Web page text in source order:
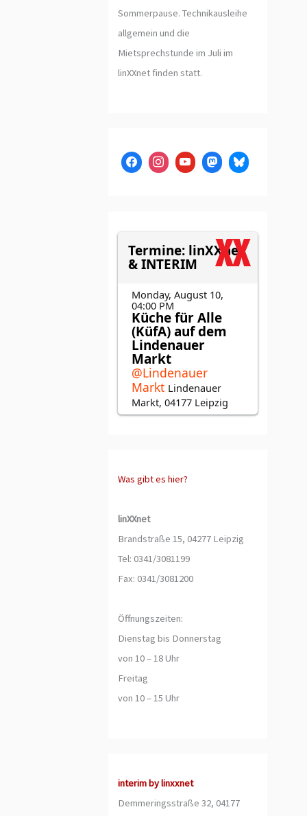
Sommerpause. Technikausleihe
allgemein und die
Mietsprechstunde im Juli im
linXXnet finden statt.
Was gibt es hier?
linXXnet
Brandstraße 15, 04277 Leipzig
Tel: 0341/3081199
Fax: 0341/3081200
Öffnungszeiten:
Dienstag bis Donnerstag
von 10 – 18 Uhr
Freitag
von 10 – 15 Uhr
interim by linxxnet
Demmeringsstraße 32, 04177